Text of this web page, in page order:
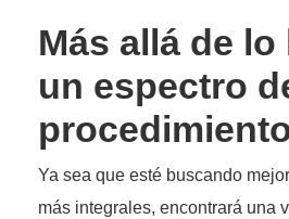
Más allá de
un espectro
Ya sea que esté buscando
más integrales, encontrará una